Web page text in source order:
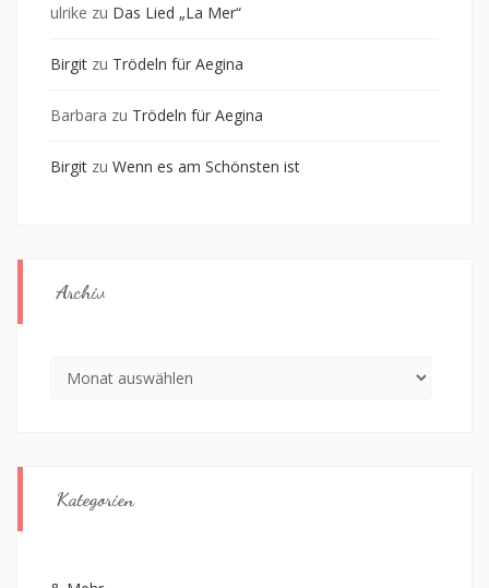
ulrike zu Das Lied „La Mer“
Birgit zu Trödeln für Aegina
Barbara zu Trödeln für Aegina
Birgit zu Wenn es am Schönsten ist
Archiv
Archiv
Kategorien